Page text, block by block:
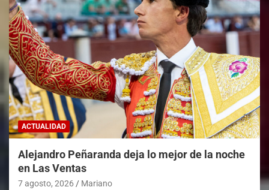
ACTUALIDAD
Alejandro Peñaranda deja lo mejor de la noche
en Las Ventas
7 agosto, 2026 Mariano